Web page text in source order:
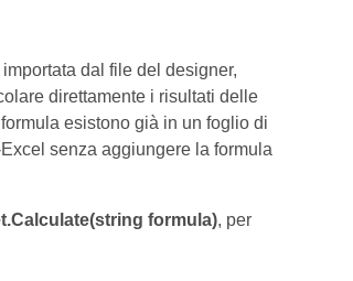
dal file del designer,
direttamente i risultati delle
esistono già in un foglio di
senza aggiungere la formula
formula), per